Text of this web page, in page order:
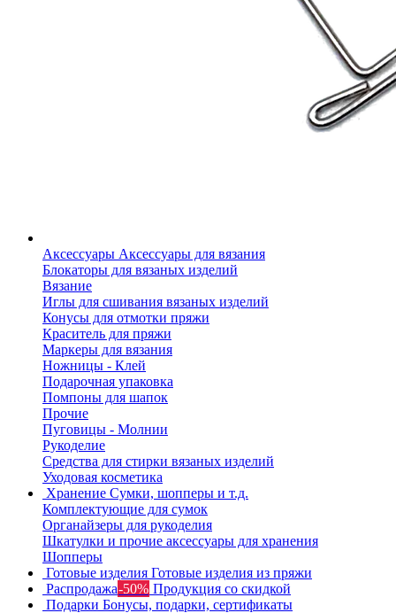
Аксессуары Аксессуары для вязания
Блокаторы для вязаных изделий
Вязание
Иглы для сшивания вязаных изделий
Конусы для отмотки пряжи
Краситель для пряжи
Маркеры для вязания
Ножницы - Клей
Подарочная упаковка
Помпоны для шапок
Прочие
Пуговицы - Молнии
Рукоделие
Средства для стирки вязаных изделий
Уходовая косметика
Хранение Сумки, шопперы и т.д.
Комплектующие для сумок
Органайзеры для рукоделия
Шкатулки и прочие аксессуары для хранения
Шопперы
Готовые изделия Готовые изделия из пряжи
Распродажа-50% Продукция со скидкой
Подарки Бонусы, подарки, сертификаты